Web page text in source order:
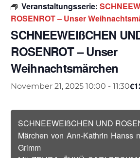
Veranstaltungsserie:
ROSENROT – Unser
SCHNEEWEIßCHEN
ROSENROT – Unser
Weihnachtsmärchen
November 21, 2025 10:00 -11:30
SCHNEEWEIßCHEN UND
Märchen von Ann-Kathrin Hanss
Grimm